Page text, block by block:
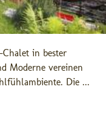
in bester
Moderne vereinen
Die ...